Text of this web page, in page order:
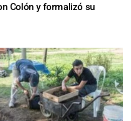
Colón y formalizó su